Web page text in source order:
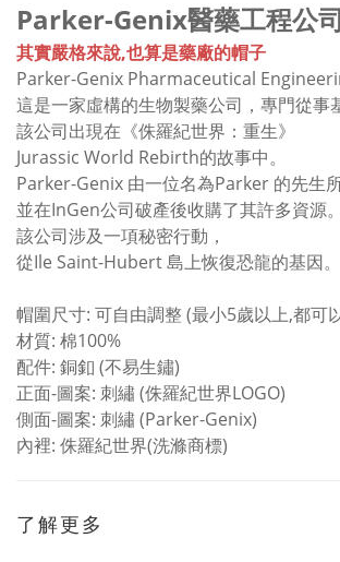
Parker-Genix醫藥工程公
其實嚴格來說,也算是藥廠的帽子
Parker-Genix Pharmaceutical
這是一家虛構的生物製藥公司，專門從事
該公司出現在《侏羅紀世界：重生》
Jurassic World Rebirth的故事中。
Parker-Genix 由一位名為Parker 的先生
並在InGen公司破產後收購了其許多資源。
該公司涉及一項秘密行動，
從Ile Saint-Hubert 島上恢復恐龍的基因。
帽圍尺寸: 可自由調整 (最小5歲以上,都可
材質: 棉100%
配件: 銅釦 (不易生鏽)
正面-圖案: 刺繡 (侏羅紀世界LOGO)
側面-圖案: 刺繡 (Parker-Genix)
內裡: 侏羅紀世界(洗滌商標)
了解更多